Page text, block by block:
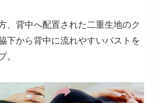
、背中へ配置された二重生地のク
下から背中に流れやすいバストを
。